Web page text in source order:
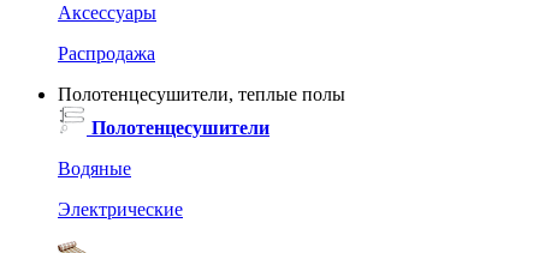
Аксессуары
Распродажа
Полотенцесушители, теплые полы
Полотенцесушители
Водяные
Электрические